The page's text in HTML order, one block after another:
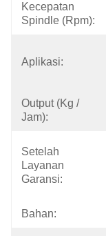
Kecepatan
Spindle (rpm):
Aplikasi:
Output (kg /
Jam):
Setelah
Layanan
Garansi:
Bahan: